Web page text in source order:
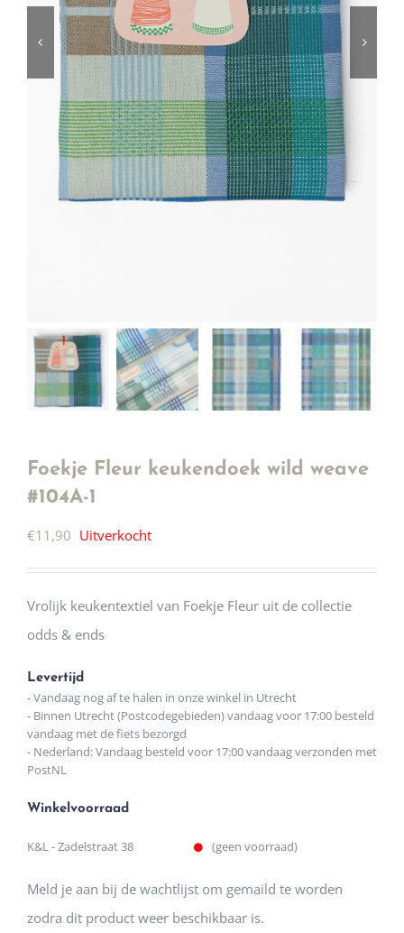
Foekje Fleur keukendoek wild weave
#104A-1
€11,90 Uitverkocht
Vrolijk keukentextiel van Foekje Fleur uit de collectie
odds & ends
Levertijd
- Vandaag nog af te halen in onze winkel in Utrecht
- Binnen Utrecht (Postcodegebieden) vandaag voor 17:00 besteld
vandaag met de fiets bezorgd
- Nederland: Vandaag besteld voor 17:00 vandaag verzonden met
PostNL
Winkelvoorraad
K&L - Zadelstraat 38 (geen voorraad)
Meld je aan bij de wachtlijst om gemaild te worden
zodra dit product weer beschikbaar is.